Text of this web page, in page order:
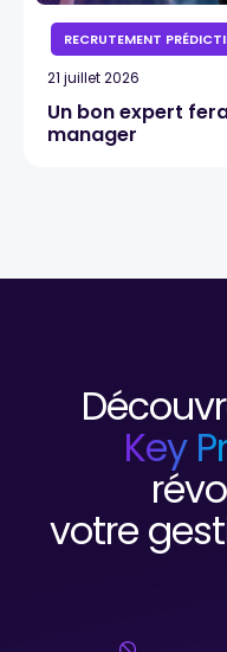
RECRUTEMENT
21 juillet 2026
Un bon expert
manager
Key
votre